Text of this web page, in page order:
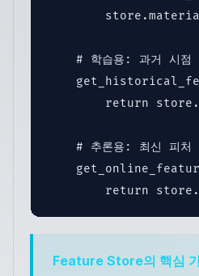
# 학습용: 과거 시점
return
# 추론용: 최신 피처
return
Feature Store의 핵심